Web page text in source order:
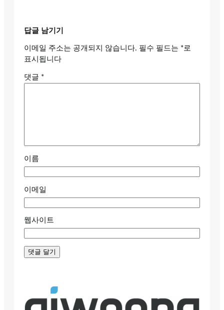
답글 남기기
이메일 주소는 공개되지 않습니다. 필수 필드는 *로
표시됩니다
댓글 *
이름
이메일
웹사이트